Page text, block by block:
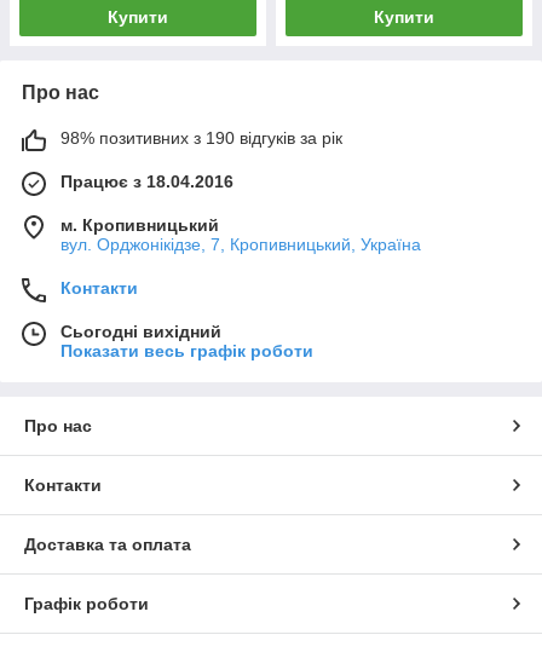
Купити Купити
Про нас
98% позитивних з 190 відгуків за рік
Працює з 18.04.2016
м. Кропивницький
вул. Орджонікідзе, 7, Кропивницький, Україна
Контакти
Сьогодні вихідний
Показати весь графік роботи
Про нас
Контакти
Доставка та оплата
Графік роботи